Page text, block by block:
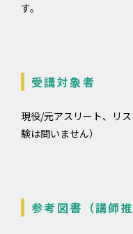
す。
受講対象者
現役/元アスリート、リ
験は問いません）
参考図書（講師